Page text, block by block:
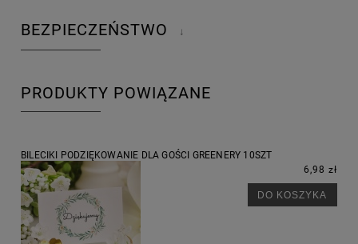
BEZPIECZEŃSTWO ↓
PRODUKTY POWIĄZANE
BILECIKI PODZIĘKOWANIE DLA GOŚCI GREENERY 10SZT
6,98 zł
DO KOSZYKA